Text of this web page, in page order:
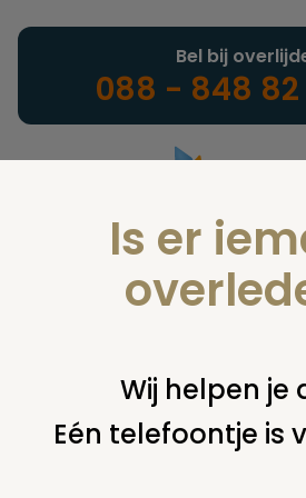
Landelijke
Bel bij
088 - 848 82
U bent hier: home verzekeringen
‘waarde’oude afgesloten
Is er
Wij helpen je
Eén telefoontje is